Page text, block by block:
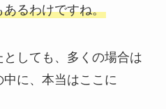
るわけですね。
しても、多くの場合は
に、本当はここに